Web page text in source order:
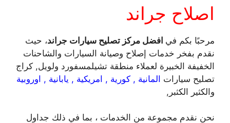
اصلاح جراند
مرحبًا بكم في افضل مركز تصليح سيارات جراند، حيث
نقدم بفخر خدمات إصلاح وصيانة السيارات والشاحنات
الخفيفة الخبيرة لعملاء منطقة تشيلمسفورد ولويل, كراج
تصليح سيارات المانية , كورية , امريكية , يابانية , اوروبية
والكثير الكثبر,
نحن نقدم مجموعة من الخدمات ، بما في ذلك جداول